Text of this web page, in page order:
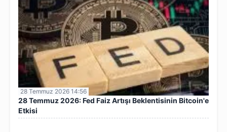
28 Temmuz 2026 14:56
28 Temmuz 2026: Fed Faiz Artışı Beklentisinin Bitcoin'e
Etkisi